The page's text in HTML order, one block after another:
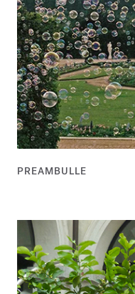
PREAMBULLE